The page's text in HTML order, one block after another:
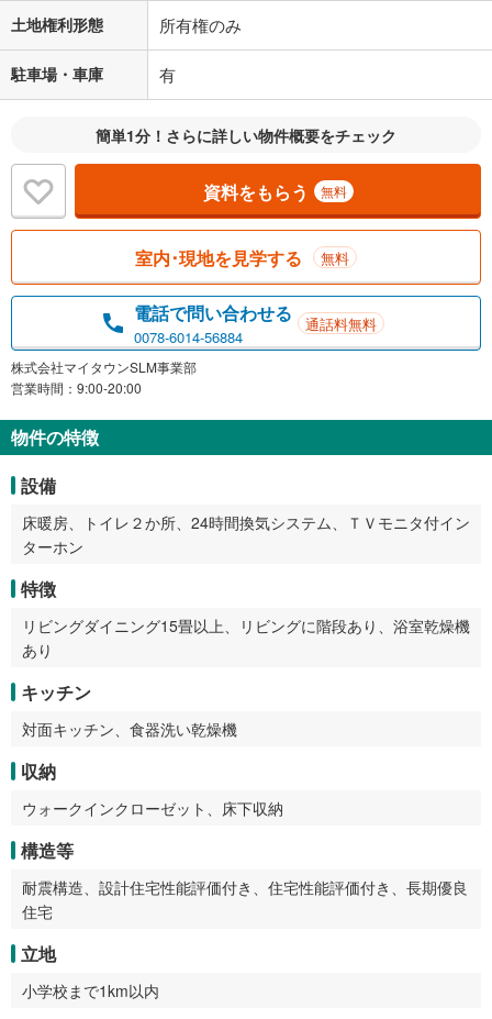
閉じる
土地権利形態 所有権のみ
駐車場・車庫 有
簡単1分！さらに詳しい物件概要をチェック
資料をもらう 無料
室内･現地を見学する 無料
電話で問い合わせる
0078-6014-56884
通話料無料
株式会社マイタウンSLM事業部
営業時間：9:00-20:00
物件の特徴
設備
床暖房、トイレ２か所、24時間換気システム、ＴＶモニタ付イン
ターホン
特徴
リビングダイニング15畳以上、リビングに階段あり、浴室乾燥機
あり
キッチン
対面キッチン、食器洗い乾燥機
収納
ウォークインクローゼット、床下収納
構造等
耐震構造、設計住宅性能評価付き、住宅性能評価付き、長期優良
住宅
立地
小学校まで1km以内